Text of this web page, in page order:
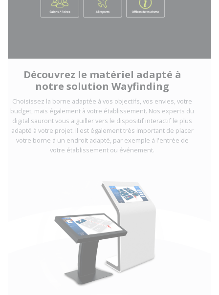
Découvrez le matériel adapté à
notre solution Wayfinding
Choisissez la borne adaptée à vos objectifs, vos envies, votre
budget, mais également à votre établissement. Nos experts du
digital sauront vous aiguiller vers le dispositif interactif le plus
adapté à votre projet. Il est également très important de placer
votre borne à un endroit adapté, par exemple à l'entrée de
votre établissement ou événement.